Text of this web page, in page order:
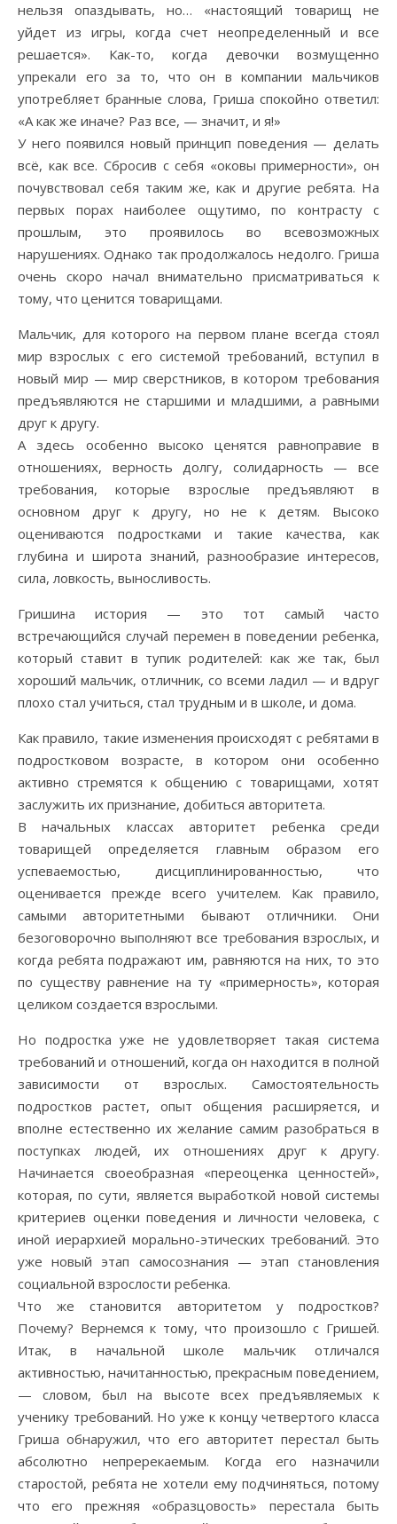
нельзя опаздывать, но… «настоящий товарищ не
уйдет из игры, когда счет неопределенный и все
решается». Как-то, когда девочки возмущенно
упрекали его за то, что он в компании мальчиков
употребляет бранные слова, Гриша спокойно ответил:
«А как же иначе? Раз все, — значит, и я!»
У него появился новый принцип поведения — делать
всё, как все. Сбросив с себя «оковы примерности», он
почувствовал себя таким же, как и другие ребята. На
первых порах наиболее ощутимо, по контрасту с
прошлым, это проявилось во всевозможных
нарушениях. Однако так продолжалось недолго. Гриша
очень скоро начал внимательно присматриваться к
тому, что ценится товарищами.
Мальчик, для которого на первом плане всегда стоял
мир взрослых с его системой требований, вступил в
новый мир — мир сверстников, в котором требования
предъявляются не старшими и младшими, а равными
друг к другу.
А здесь особенно высоко ценятся равноправие в
отношениях, верность долгу, солидарность — все
требования, которые взрослые предъявляют в
основном друг к другу, но не к детям. Высоко
оцениваются подростками и такие качества, как
глубина и широта знаний, разнообразие интересов,
сила, ловкость, выносливость.
Гришина история — это тот самый часто
встречающийся случай перемен в поведении ребенка,
который ставит в тупик родителей: как же так, был
хороший мальчик, отличник, со всеми ладил — и вдруг
плохо стал учиться, стал трудным и в школе, и дома.
Как правило, такие изменения происходят с ребятами в
подростковом возрасте, в котором они особенно
активно стремятся к общению с товарищами, хотят
заслужить их признание, добиться авторитета.
В начальных классах авторитет ребенка среди
товарищей определяется главным образом его
успеваемостью, дисциплинированностью, что
оценивается прежде всего учителем. Как правило,
самыми авторитетными бывают отличники. Они
безоговорочно выполняют все требования взрослых, и
когда ребята подражают им, равняются на них, то это
по существу равнение на ту «примерность», которая
целиком создается взрослыми.
Но подростка уже не удовлетворяет такая система
требований и отношений, когда он находится в полной
зависимости от взрослых. Самостоятельность
подростков растет, опыт общения расширяется, и
вполне естественно их желание самим разобраться в
поступках людей, их отношениях друг к другу.
Начинается своеобразная «переоценка ценностей»,
которая, по сути, является выработкой новой системы
критериев оценки поведения и личности человека, с
иной иерархией морально-этических требований. Это
уже новый этап самосознания — этап становления
социальной взрослости ребенка.
Что же становится авторитетом у подростков?
Почему? Вернемся к тому, что произошло с Гришей.
Итак, в начальной школе мальчик отличался
активностью, начитанностью, прекрасным поведением,
— словом, был на высоте всех предъявляемых к
ученику требований. Но уже к концу четвертого класса
Гриша обнаружил, что его авторитет перестал быть
абсолютно непререкаемым. Когда его назначили
старостой, ребята не хотели ему подчиняться, потому
что его прежняя «образцовость» перестала быть